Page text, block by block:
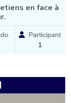
en face à
Participant
1